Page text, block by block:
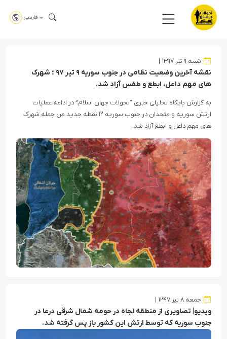
فارسی
شنبه ۹ تیر ۱۳۹۷
نقشه آخرین وضعیت نظامی در جنوب سوریه ۹ تیر ۹۷ ؛ شهرک
های مهم داعل، ابطع و طفس آزاد شد.
به گزارش پایگاه تحلیلی خبری “تحولات جهان اسلام” در ادامه عملیات
ارتش سوریه و متحدان در جنوب سوریه ۱۲ نقطه جدید من جمله شهرک
های مهم داعل و ابطع آزاد شد.
جمعه ۸ تیر ۱۳۹۷
ویدیو| تصاویری از منطقه لجاه در حومه شمال شرقی درعا در
جنوب سوریه که توسط ارتش این کشور باز پس گرفته شد.